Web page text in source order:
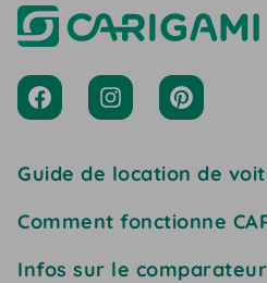
Guide de location de
Comment fonctionne
Infos sur le comparateur